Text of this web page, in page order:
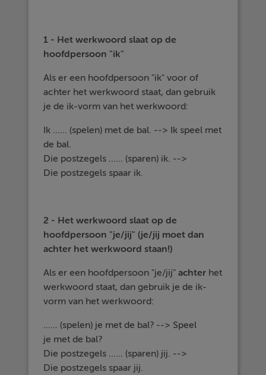
1 - Het werkwoord slaat op de
hoofdpersoon "ik"
Als er een hoofdpersoon "ik" voor of
achter het werkwoord staat, dan gebruik
je de ik-vorm van het werkwoord:
Ik ...... (spelen) met de bal. --> Ik speel met
de bal.
Die postzegels ...... (sparen) ik. -->
Die postzegels spaar ik.
2 - Het werkwoord slaat op de
hoofdpersoon "je/jij" (je/jij moet dan
achter het werkwoord staan!)
Als er een hoofdpersoon "je/jij"achter het
werkwoord staat, dan gebruik je de ik-
vorm van het werkwoord:
...... (spelen) je met de bal? --> Speel
je met de bal?
Die postzegels ...... (sparen) jij. -->
Die postzegels spaar jij.